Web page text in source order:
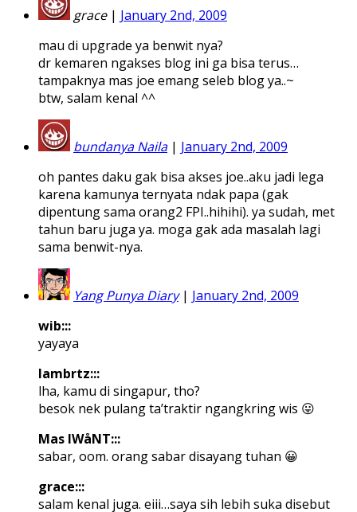
grace| January 2nd, 2009
mau di upgrade ya benwit nya?
dr kemaren ngakses blog ini ga bisa terus…
tampaknya mas joe emang seleb blog ya..~
btw, salam kenal ^^
bundanya Naila| January 2nd, 2009
oh pantes daku gak bisa akses joe..aku jadi lega
karena kamunya ternyata ndak papa (gak
dipentung sama orang2 FPI..hihihi). ya sudah, met
tahun baru juga ya. moga gak ada masalah lagi
sama benwit-nya.
Yang Punya Diary| January 2nd, 2009
wib:::
yayaya
lambrtz:::
lha, kamu di singapur, tho?
besok nek pulang ta’traktir ngangkring wis 😛
Mas IWåNT:::
sabar, oom. orang sabar disayang tuhan 😀
grace:::
salam kenal juga. eiii…saya sih lebih suka disebut